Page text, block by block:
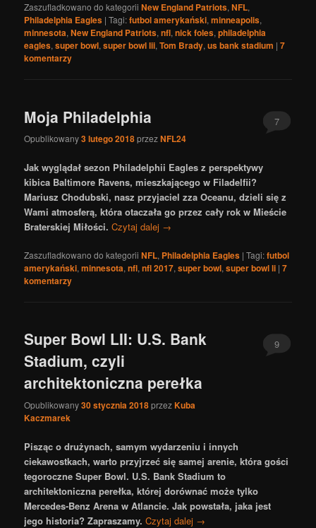
Zaszufladkowano do kategorii New England Patriots,NFL,
Philadelphia Eagles |Tagi:futbol amerykański,minneapolis,
minnesota,New England Patriots,nfl,nick foles,philadelphia
eagles,super bowl,super bowl lii,Tom Brady,us bank stadium |7
komentarzy
Moja Philadelphia
Opublikowany3 lutego 2018przezNFL24
7
Jak wyglądał sezon Philadelphii Eagles z perspektywy
kibica Baltimore Ravens, mieszkającego w Filadelfii?
Mariusz Chodubski, nasz przyjaciel zza Oceanu, dzieli się z
Wami atmosferą, która otaczała go przez cały rok w Mieście
Braterskiej Miłości. Czytaj dalej →
Zaszufladkowano do kategorii NFL, Philadelphia Eagles |Tagi:futbol
amerykański,minnesota,nfl,nfl 2017,super bowl,super bowl li |7
komentarzy
Super Bowl LII: U.S. Bank
Stadium, czyli
architektoniczna perełka
Opublikowany30 stycznia 2018przezKuba
Kaczmarek
9
Pisząc o drużynach, samym wydarzeniu i innych
ciekawostkach, warto przyjrzeć się samej arenie, która gości
tegoroczne Super Bowl. U.S. Bank Stadium to
architektoniczna perełka, której dorównać może tylko
Mercedes-Benz Arena w Atlancie. Jak powstała, jaka jest
jego historia? Zapraszamy. Czytaj dalej →